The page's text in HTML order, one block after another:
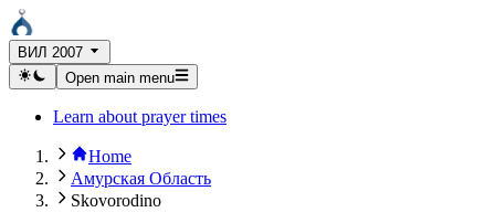
ВИЛ 2007
Open main menu
Learn about prayer times
Home
Амурская Область
Skovorodino